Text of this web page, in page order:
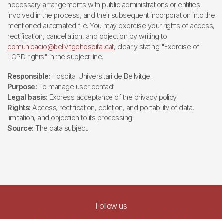
necessary arrangements with public administrations or entities
involved in the process, and their subsequent incorporation into the
mentioned automated file. You may exercise your rights of access,
rectification, cancellation, and objection by writing to
comunicacio@bellvitgehospital.cat, clearly stating "Exercise of
LOPD rights" in the subject line.
Responsible: Hospital Universitari de Bellvitge.
Purpose: To manage user contact
Legal basis: Express acceptance of the privacy policy.
Rights: Access, rectification, deletion, and portability of data,
limitation, and objection to its processing.
Source: The data subject.
Follow us